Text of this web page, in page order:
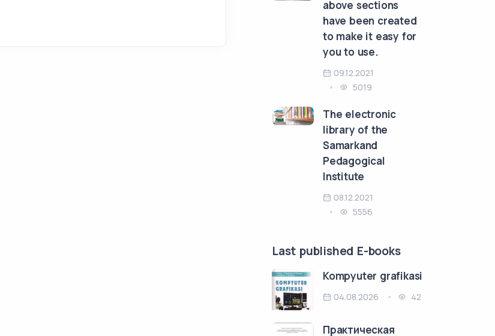
above sections
have been created
to make it easy for
you to use.
09.12.2021
5019
The electronic
library of the
Samarkand
Pedagogical
Institute
08.12.2021
5556
Last published E-books
Kompyuter grafikasi
04.08.2026 42
Практическая